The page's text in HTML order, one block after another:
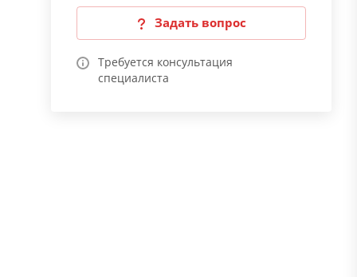
Задать вопрос
Требуется консультация
специалиста